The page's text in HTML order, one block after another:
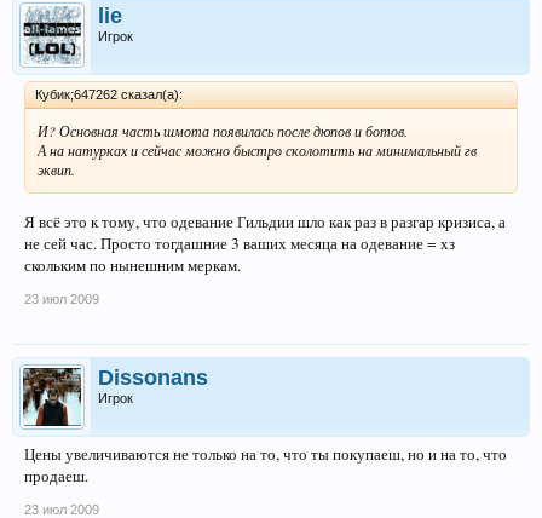
lie
Игрок
Кубик;647262 сказал(а):
И? Основная часть шмота появилась после дюпов и ботов.
А на натурках и сейчас можно быстро сколотить на минимальный гв
эквип.
Я всё это к тому, что одевание Гильдии шло как раз в разгар кризиса, а
не сей час. Просто тогдашние 3 ваших месяца на одевание = хз
скольким по нынешним меркам.
23 июл 2009
Dissonans
Игрок
Цены увеличиваются не только на то, что ты покупаеш, но и на то, что
продаеш.
23 июл 2009